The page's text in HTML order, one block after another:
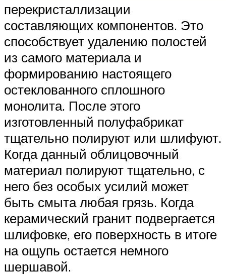
перекристаллизации
составляющих компонентов. Это
способствует удалению полостей
из самого материала и
формированию настоящего
остеклованного сплошного
монолита. После этого
изготовленный полуфабрикат
тщательно полируют или шлифуют.
Когда данный облицовочный
материал полируют тщательно, с
него без особых усилий может
быть смыта любая грязь. Когда
керамический гранит подвергается
шлифовке, его поверхность в итоге
на ощупь остается немного
шершавой.